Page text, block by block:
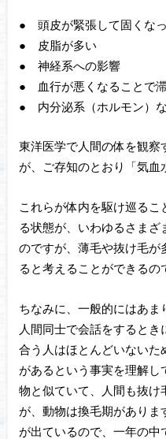
● 頭皮が緊張して固くな
● 皮脂が多い
● 神経系への影響
● 血行が悪くなることで
● 内分泌系（ホルモン）
東洋医学で人間の体を観察
が、ご存知のとおり「気血
これらが体内を駆け巡る
る状態が、いわゆるさま
のですが、薄毛や抜け毛が
ると考えることができるの
ちなみに、一般的にはあま
人間同士で会話をすると
合う人はほとんどいないた
があるという事実を理解
物と似ていて、人間も抜け
が、動物は換毛期があり
が出ているので、一年の中